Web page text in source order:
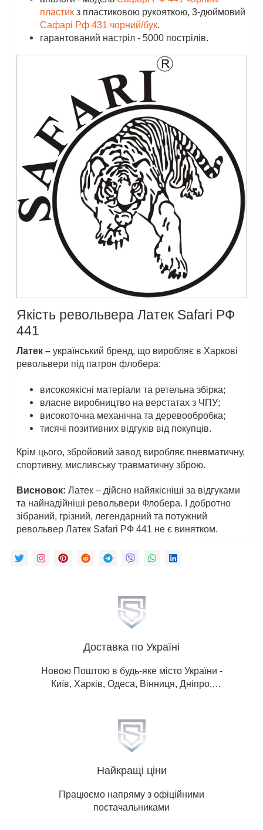
пластик з пластиковою рукояткою, 3-дюймовий
Сафарі Рф 431 чорний/бук.
гарантований настріл - 5000 пострілів.
Якість револьвера Латек Safari РФ
441
Латек – український бренд, що виробляє в Харкові
револьвери під патрон флобера:
високоякісні матеріали та ретельна збірка;
власне виробництво на верстатах з ЧПУ;
високоточна механічна та деревообробка;
тисячі позитивних відгуків від покупців.
Крім цього, збройовий завод виробляє пневматичну,
спортивну, мисливську травматичну зброю.
Висновок: Латек – дійсно найякісніші за відгуками
та найнадійніші револьвери Флобера. І добротно
зібраний, грізний, легендарний та потужний
револьвер Латек Safari РФ 441 не є винятком.
Доставка по Україні
Новою Поштою в будь-яке місто України -
Київ, Харків, Одеса, Вінниця, Дніпро,
обл, Львів, Миколаїв, Полтава, Рівне,
Суми, Тернопіль, Ужгород, Херсон,
Хмельницький, Черкаси, Чернігів,
Найкращі ціни
Працюємо напряму з офіційними
постачальниками